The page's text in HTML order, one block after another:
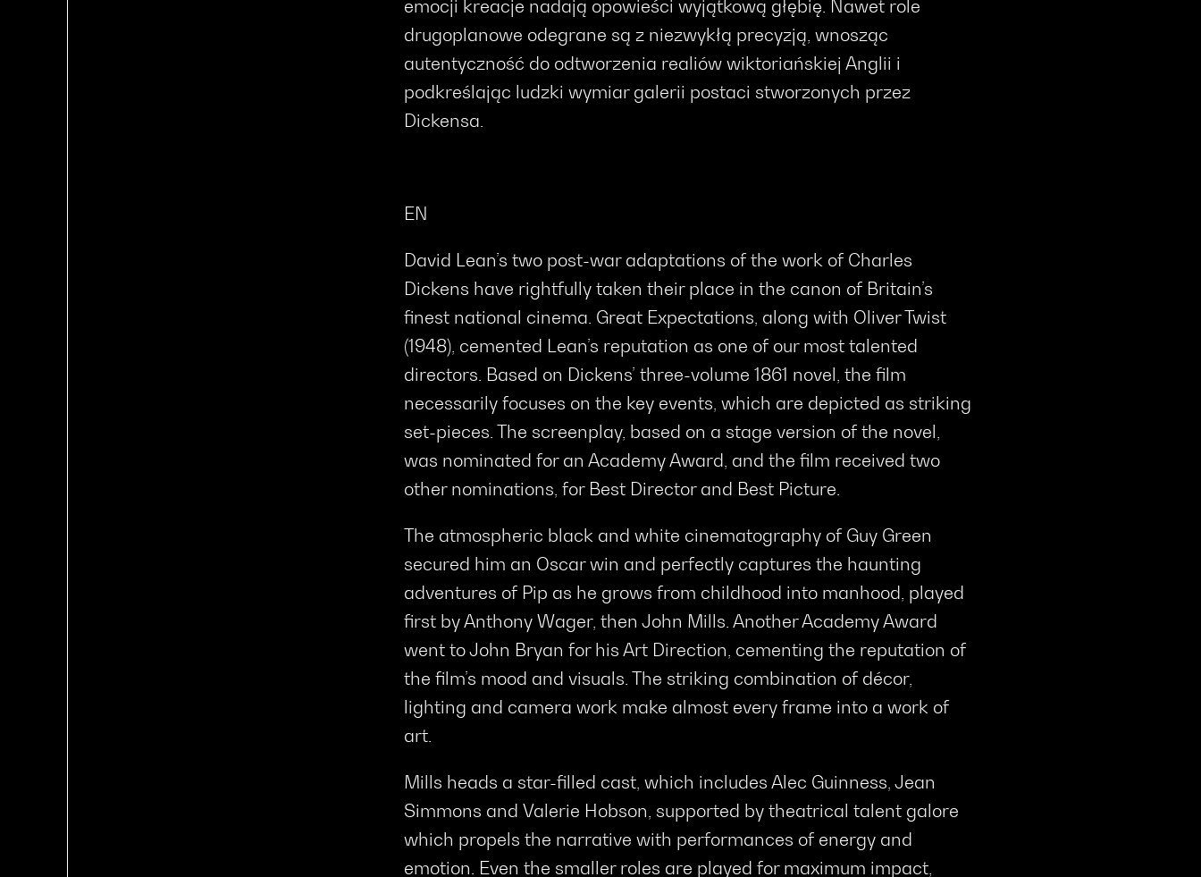
emocji kreacje nadają opowieści wyjątkową głębię. Nawet role
drugoplanowe odegrane są z niezwykłą precyzją, wnosząc
autentyczność do odtworzenia realiów wiktoriańskiej Anglii i
podkreślając ludzki wymiar galerii postaci stworzonych przez
Dickensa.
EN
David Lean’s two post-war adaptations of the work of Charles
Dickens have rightfully taken their place in the canon of Britain’s
finest national cinema. Great Expectations, along with Oliver Twist
(1948), cemented Lean’s reputation as one of our most talented
directors. Based on Dickens’ three-volume 1861 novel, the film
necessarily focuses on the key events, which are depicted as striking
set-pieces. The screenplay, based on a stage version of the novel,
was nominated for an Academy Award, and the film received two
other nominations, for Best Director and Best Picture.
The atmospheric black and white cinematography of Guy Green
secured him an Oscar win and perfectly captures the haunting
adventures of Pip as he grows from childhood into manhood, played
first by Anthony Wager, then John Mills. Another Academy Award
went to John Bryan for his Art Direction, cementing the reputation of
the film’s mood and visuals. The striking combination of décor,
lighting and camera work make almost every frame into a work of
art.
Mills heads a star-filled cast, which includes Alec Guinness, Jean
Simmons and Valerie Hobson, supported by theatrical talent galore
which propels the narrative with performances of energy and
emotion. Even the smaller roles are played for maximum impact,